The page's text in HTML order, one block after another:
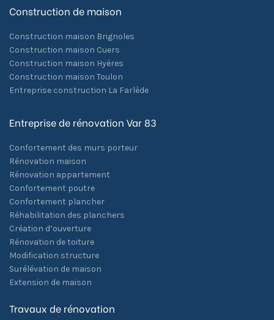
Construction de maison
Construction maison Brignoles
Construction maison Cuers
Construction maison Hyères
Construction maison Toulon
Entreprise construction La Farlède
Entreprise de rénovation Var 83
Confortement des murs porteur
Rénovation maison
Rénovation appartement
Confortement poutre
Confortement plancher
Réhabilitation des planchers
Création d’ouverture
Rénovation de toiture
Modification structure
Surélévation de maison
Extension de maison
Travaux de rénovation